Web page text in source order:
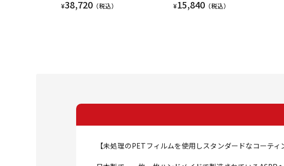
¥38,720 （税込） ¥15,840 （税込）
【未処理のPETフィルムを使用しスタンダードなコーティ